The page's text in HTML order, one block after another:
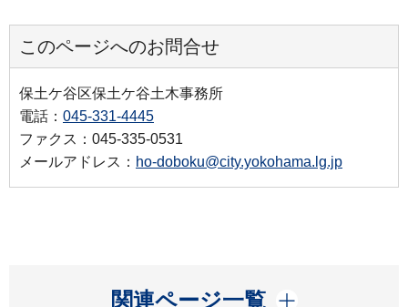
このページへのお問合せ
保土ケ谷区保土ケ谷土木事務所
電話： 045-331-4445
ファクス：045-335-0531
メールアドレス： ho-doboku@city.yokohama.lg.jp
関連ページ一覧
開く